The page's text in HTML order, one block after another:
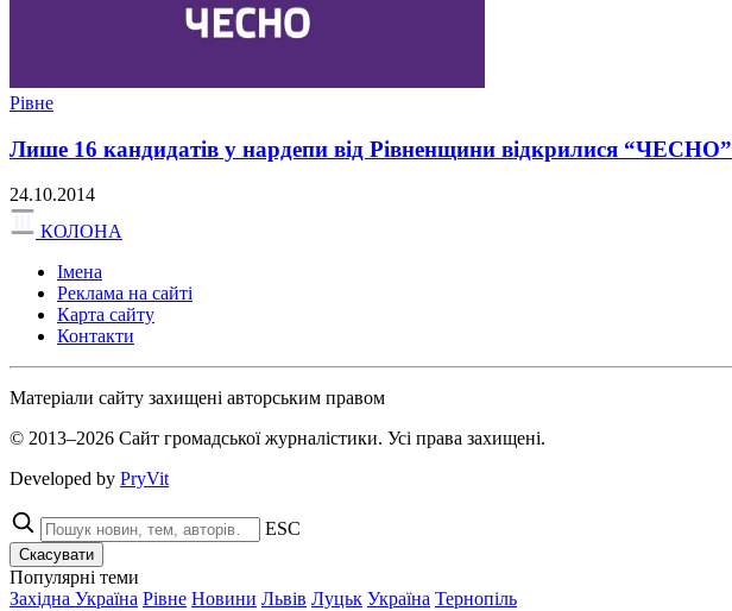
Рівне
Лише 16 кандидатів у нардепи від Рівненщини відкрилися “ЧЕСНО”
24.10.2014
КОЛОНА
Імена
Реклама на сайті
Карта сайту
Контакти
Матеріали сайту захищені авторським правом
© 2013–2026 Сайт громадської журналістики. Усі права захищені.
Developed by PryVit
ESC
Скасувати
Популярні теми
Західна Україна Рівне Новини Львів Луцьк Україна Тернопіль